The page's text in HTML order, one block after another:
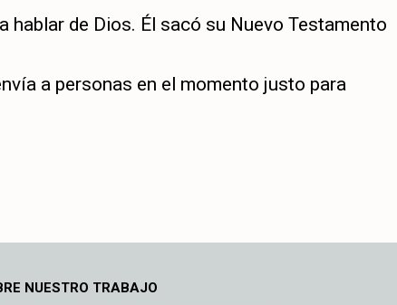
hablar de Dios. Él sacó su Nuevo Testamento
a personas en el momento justo para
NUESTRO TRABAJO